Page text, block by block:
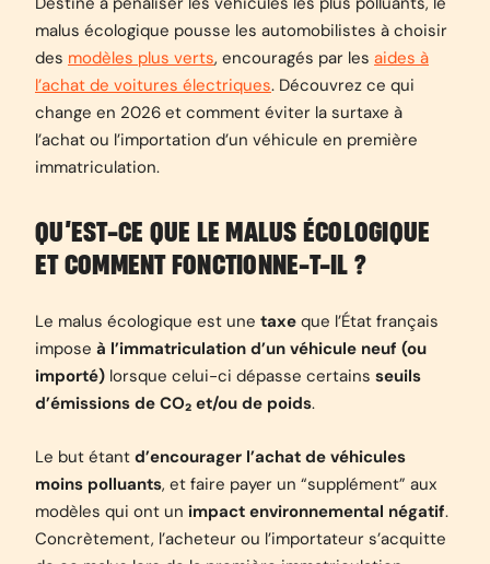
malus écologique pousse les automobilistes à choisir
des modèles plus verts, encouragés par les aides à
l’achat de voitures électriques. Découvrez ce qui
change en 2026 et comment éviter la surtaxe à
l’achat ou l’importation d’un véhicule en première
immatriculation.
QU’EST-CE QUE LE MALUS ÉCOLOGIQUE
ET COMMENT FONCTIONNE-T-IL ?
Le malus écologique est une taxe que l’État français
impose à l’immatriculation d’un véhicule neuf (ou
importé) lorsque celui-ci dépasse certains seuils
d’émissions de CO₂ et/ou de poids.
Le but étant d’encourager l’achat de véhicules
moins polluants, et faire payer un “supplément” aux
modèles qui ont un impact environnemental négatif.
Concrètement, l’acheteur ou l’importateur s’acquitte